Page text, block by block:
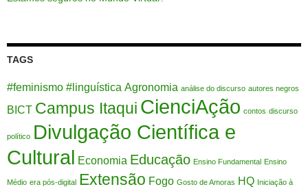
TAGS
#feminismo #linguística Agronomia análise do discurso autores negros
BICT Campus Itaqui CienciAção contos discurso
político Divulgação Científica e
Cultural Economia Educação Ensino Fundamental Ensino
Médio era pós-digital Extensão Fogo Gosto de Amoras HQ Iniciação à